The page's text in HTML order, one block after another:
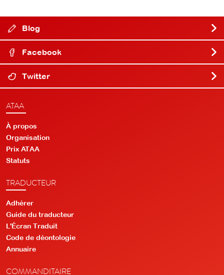
Blog
Facebook
Twitter
ATAA
À propos
Organisation
Prix ATAA
Statuts
TRADUCTEUR
Adhérer
Guide du traducteur
L'Écran Traduit
Code de déontologie
Annuaire
COMMANDITAIRE